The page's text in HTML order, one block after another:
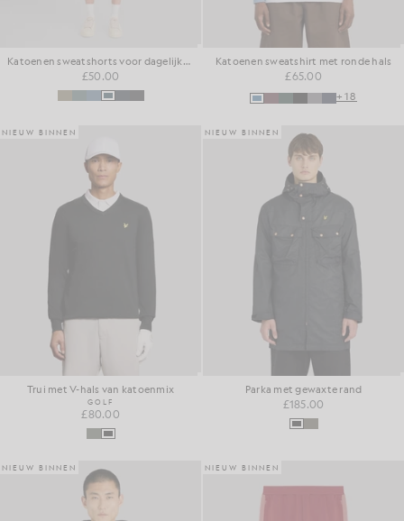
Katoenen sweatshorts voor dagelijks gebruik
£50.00
Katoenen sweatshirt met ronde hals
£65.00
+18
NIEUW BINNEN
Trui met V-hals van katoenmix
GOLF
£80.00
NIEUW BINNEN
Parka met gewaxte rand
£185.00
NIEUW BINNEN NIEUW BINNEN